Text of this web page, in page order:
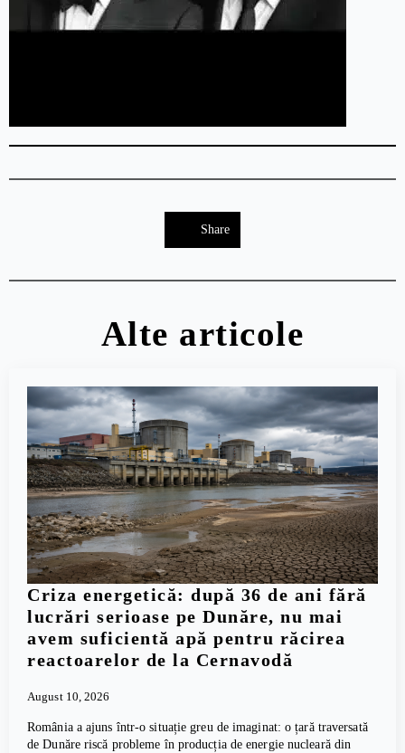
Share
Alte articole
Criza energetică: după 36 de ani fără
lucrări serioase pe Dunăre, nu mai
avem suficientă apă pentru răcirea
reactoarelor de la Cernavodă
August 10, 2026
România a ajuns într-o situație greu de imaginat: o țară traversată
de Dunăre riscă probleme în producția de energie nucleară din